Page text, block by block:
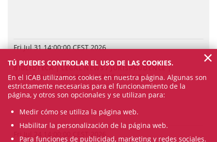
Fri Jul 31 14:00:00 CEST 2026
BIBLIOTECA | LEGAL NEWS / JURISPRUDENCE |
AWARDS, SCHOLARSHIPS AND GRANTS
Fri Jul 24 14:00:00 CEST 2026
TÚ PUEDES CONTROLAR EL USO DE LAS COOKIES.
En el ICAB utilizamos cookies en nuestra página. Algunas son
estrictamente necesarias para el funcionamiento de la
página, y otros son opcionales y se utilizan para:
Medir cómo se utiliza la página web.
Habilitar la personalización de la página web.
Para funciones de publicidad, marketing y redes sociales.
×